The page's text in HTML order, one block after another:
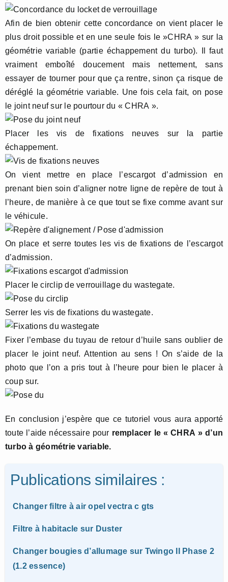
Afin de bien obtenir cette concordance on vient placer le
plus droit possible et en une seule fois le »CHRA » sur la
géométrie variable (partie échappement du turbo). Il faut
vraiment emboîté doucement mais nettement, sans
essayer de tourner pour que ça rentre, sinon ça risque de
déréglé la géométrie variable. Une fois cela fait, on pose
le joint neuf sur le pourtour du « CHRA ».
Placer les vis de fixations neuves sur la partie
échappement.
On vient mettre en place l’escargot d’admission en
prenant bien soin d’aligner notre ligne de repère de tout à
l’heure, de manière à ce que tout se fixe comme avant sur
le véhicule.
On place et serre toutes les vis de fixations de l’escargot
d’admission.
Placer le circlip de verrouillage du wastegate.
Serrer les vis de fixations du wastegate.
Fixer l’embase du tuyau de retour d’huile sans oublier de
placer le joint neuf. Attention au sens ! On s’aide de la
photo que l’on a pris tout à l’heure pour bien le placer à
coup sur.
En conclusion j’espère que ce tutoriel vous aura apporté
toute l’aide nécessaire pour remplacer le « CHRA » d’un
turbo à géométrie variable.
Publications similaires :
Changer filtre à air opel vectra c gts
Filtre à habitacle sur Duster
Changer bougies d’allumage sur Twingo II Phase 2
(1.2 essence)